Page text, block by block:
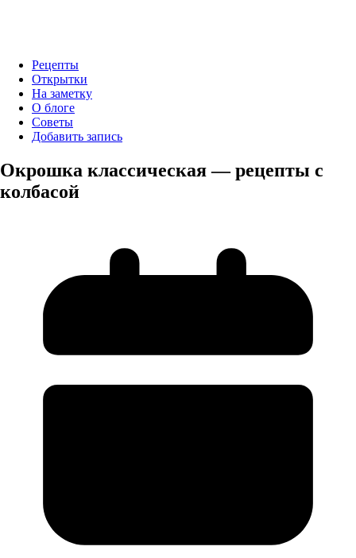
Рецепты
Открытки
На заметку
О блоге
Советы
Добавить запись
Окрошка классическая — рецепты с
колбасой